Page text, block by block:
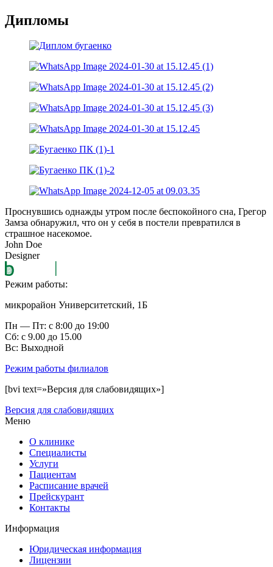
Дипломы
Проснувшись однажды утром после беспокойного сна, Грегор
Замза обнаружил, что он у себя в постели превратился в
страшное насекомое.
John Doe
Designer
Режим работы:
микрорайон Университетский, 1Б
Пн — Пт: с 8:00 до 19:00
Сб: с 9.00 до 15.00
Вс: Выходной
Режим работы филиалов
[bvi text=»Версия для слабовидящих»]
Версия для слабовидящих
Меню
О клинике
Специалисты
Услуги
Пациентам
Расписание врачей
Прейскурант
Контакты
Информация
Юридическая информация
Лицензии